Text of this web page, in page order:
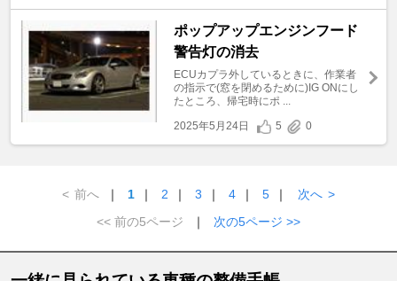
ポップアップエンジンフード
警告灯の消去
ECUカプラ外しているときに、作業者
の指示で(窓を閉めるために)IG ONにし
たところ、帰宅時にポ ...
2025年5月24日
5 0
< 前へ ｜ 1 ｜ 2 ｜ 3 ｜ 4 ｜ 5 ｜ 次へ >
<< 前の5ページ
｜ 次の5ページ >>